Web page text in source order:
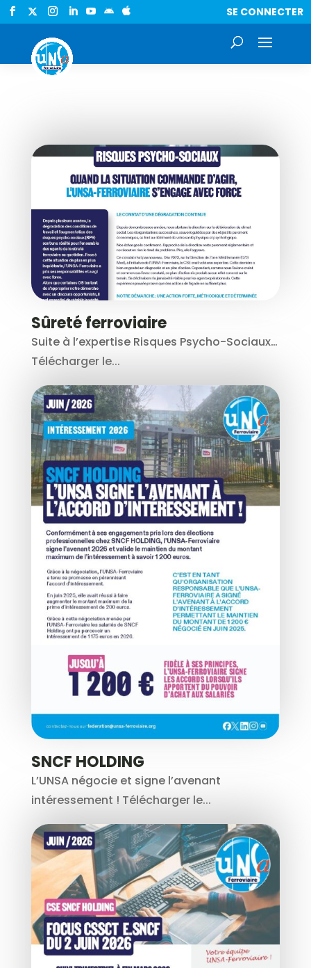
  SE CONNECTER
Sûreté ferroviaire
Suite à l’expertise Risques Psycho-Sociaux…
Télécharger le...
SNCF HOLDING
L’UNSA négocie et signe l’avenant
intéressement ! Télécharger le...